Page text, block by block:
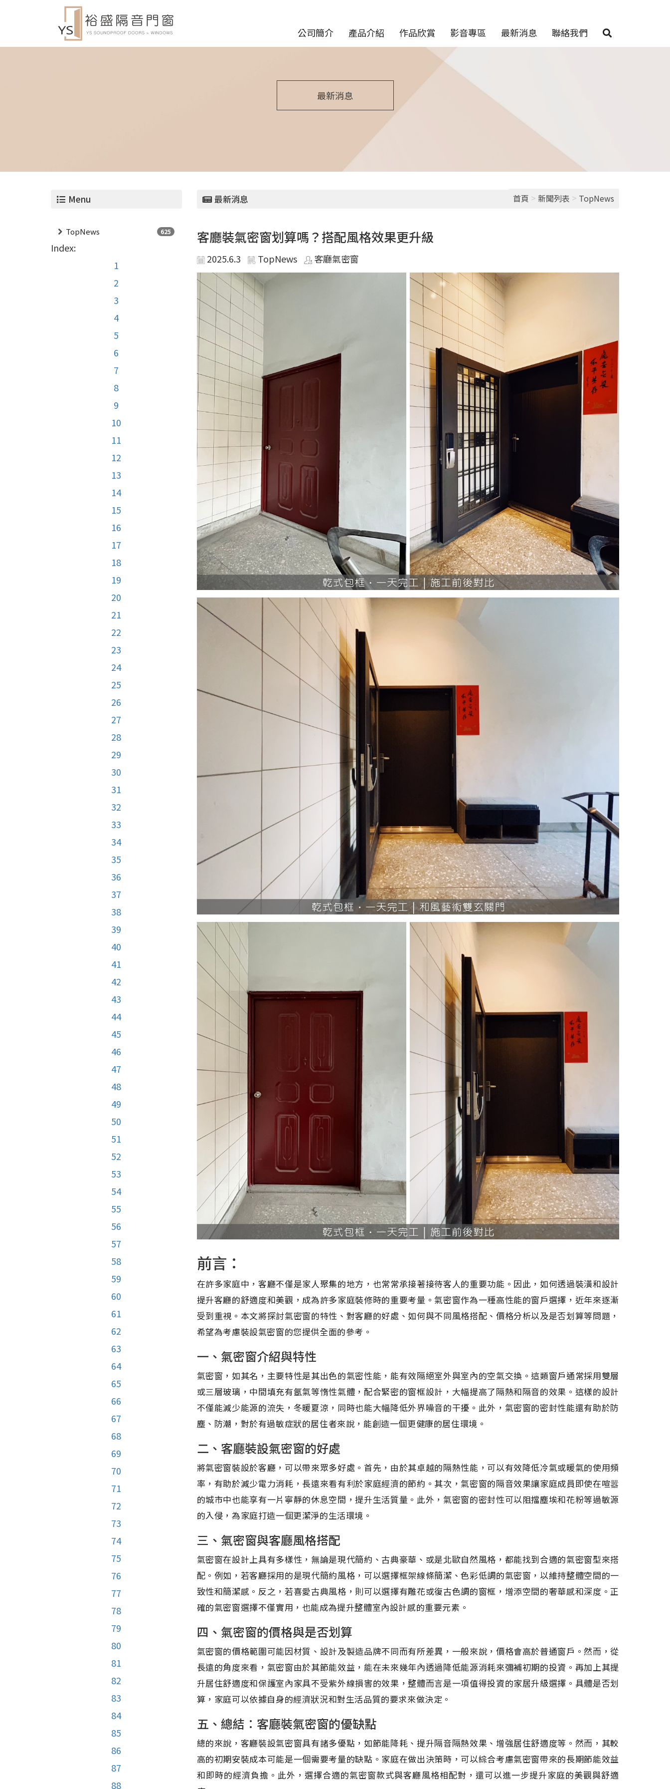
公司簡介 產品介紹 作品欣賞 影音專區 最新消息 聯絡我們
最新消息
Menu
TopNews 625
Index:
1
2
3
4
5
6
7
8
9
10
11
12
13
14
15
16
17
18
19
20
21
22
23
24
25
26
27
28
29
30
31
32
33
34
35
36
37
38
39
40
41
42
43
44
45
46
47
48
49
50
51
52
53
54
55
56
57
58
59
60
61
62
63
64
65
66
67
68
69
70
71
72
73
74
75
76
77
78
79
80
81
82
83
84
85
86
87
88
最新消息 首頁 > 新聞列表 > TopNews
客廳裝氣密窗划算嗎？搭配風格效果更升級
2025.6.3 TopNews 客廳氣密窗
前言：
在許多家庭中，客廳不僅是家人聚集的地方，也常常承接著接待客人的重要功能。因此，如何透過裝潢和設計
提升客廳的舒適度和美觀，成為許多家庭裝修時的重要考量。氣密窗作為一種高性能的窗戶選擇，近年來逐漸
受到重視。本文將探討氣密窗的特性、對客廳的好處、如何與不同風格搭配、價格分析以及是否划算等問題，
希望為考慮裝設氣密窗的您提供全面的參考。
一、氣密窗介紹與特性
氣密窗，如其名，主要特性是其出色的氣密性能，能有效隔絕室外與室內的空氣交換。這類窗戶通常採用雙層
或三層玻璃，中間填充有氬氣等惰性氣體，配合緊密的窗框設計，大幅提高了隔熱和隔音的效果。這樣的設計
不僅能減少能源的流失，冬暖夏涼，同時也能大幅降低外界噪音的干擾。此外，氣密窗的密封性能還有助於防
塵、防潮，對於有過敏症狀的居住者來說，能創造一個更健康的居住環境。
二、客廳裝設氣密窗的好處
將氣密窗裝設於客廳，可以帶來眾多好處。首先，由於其卓越的隔熱性能，可以有效降低冷氣或暖氣的使用頻
率，有助於減少電力消耗，長遠來看有利於家庭經濟的節約。其次，氣密窗的隔音效果讓家庭成員即使在喧嚣
的城市中也能享有一片寧靜的休息空間，提升生活質量。此外，氣密窗的密封性可以阻擋塵埃和花粉等過敏源
的入侵，為家庭打造一個更潔淨的生活環境。
三、氣密窗與客廳風格搭配
氣密窗在設計上具有多樣性，無論是現代簡約、古典豪華、或是北歐自然風格，都能找到合適的氣密窗型來搭
配。例如，若客廳採用的是現代簡約風格，可以選擇框架線條簡潔、色彩低調的氣密窗，以維持整體空間的一
致性和簡潔感。反之，若喜愛古典風格，則可以選擇有雕花或復古色調的窗框，增添空間的奢華感和深度。正
確的氣密窗選擇不僅實用，也能成為提升整體室內設計感的重要元素。
四、氣密窗的價格與是否划算
氣密窗的價格範圍可能因材質、設計及製造品牌不同而有所差異，一般來說，價格會高於普通窗戶。然而，從
長遠的角度來看，氣密窗由於其節能效益，能在未來幾年內透過降低能源消耗來彌補初期的投資。再加上其提
升居住舒適度和保護室內家具不受紫外線損害的效果，整體而言是一項值得投資的家居升級選擇。具體是否划
算，家庭可以依據自身的經濟狀況和對生活品質的要求來做決定。
五、總結：客廳裝氣密窗的優缺點
總的來說，客廳裝設氣密窗具有諸多優點，如節能降耗、提升隔音隔熱效果、增強居住舒適度等。然而，其較
高的初期安裝成本可能是一個需要考量的缺點。家庭在做出決策時，可以綜合考慮氣密窗帶來的長期節能效益
和即時的經濟負擔。此外，選擇合適的氣密窗款式與客廳風格相配對，還可以進一步提升家庭的美觀與舒適